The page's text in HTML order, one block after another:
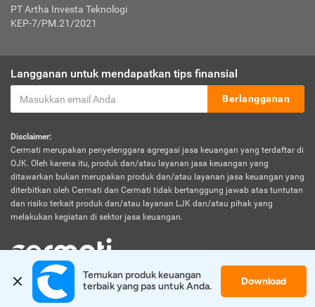
PT Artha Investa Teknologi
KEP-7/PM.21/2021
Langganan untuk mendapatkan tips finansial
Berlangganan
Disclaimer:
Cermati merupakan penyelenggara agregasi jasa keuangan yang terdaftar di
OJK. Oleh karena itu, produk dan/atau layanan jasa keuangan yang
ditawarkan bukan merupakan produk dan/atau layanan jasa keuangan yang
diterbitkan oleh Cermati dan Cermati tidak bertanggung jawab atas tuntutan
dan risiko terkait produk dan/atau layanan LJK dan/atau pihak yang
melakukan kegiatan di sektor jasa keuangan.
© 2026 Cermati. All Rights Reserved.
Temukan produk keuangan
terbaik yang pas untuk Anda.
Download